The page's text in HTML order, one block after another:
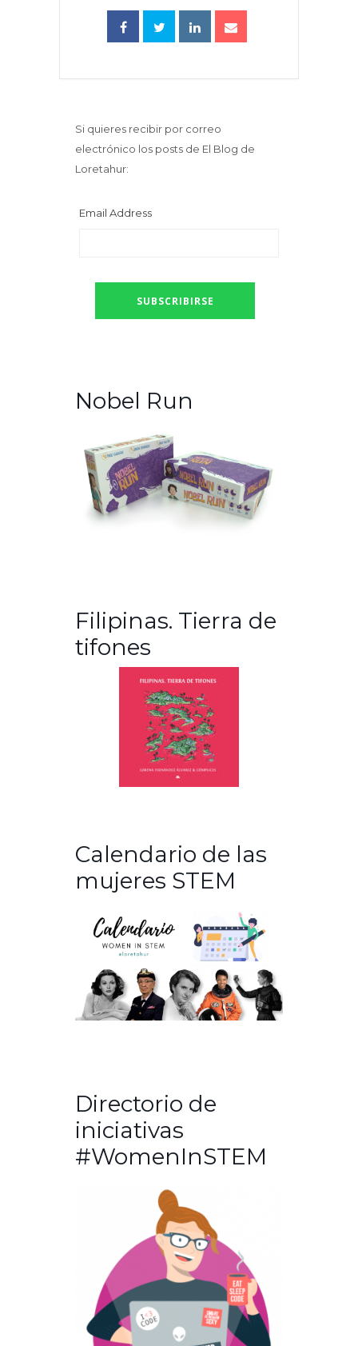
Si quieres recibir por correo
electrónico los posts de El Blog de
Loretahur:
Email Address
Nobel Run
Filipinas. Tierra de
tifones
Calendario de las
mujeres STEM
Directorio de
iniciativas
#WomenInSTEM